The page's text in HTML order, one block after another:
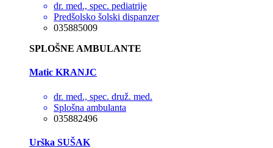
dr. med., spec. pediatrije
Predšolsko šolski dispanzer
035885009
SPLOŠNE AMBULANTE
Matic KRANJC
dr. med., spec. druž. med.
Splošna ambulanta
035882496
Urška SUŠAK